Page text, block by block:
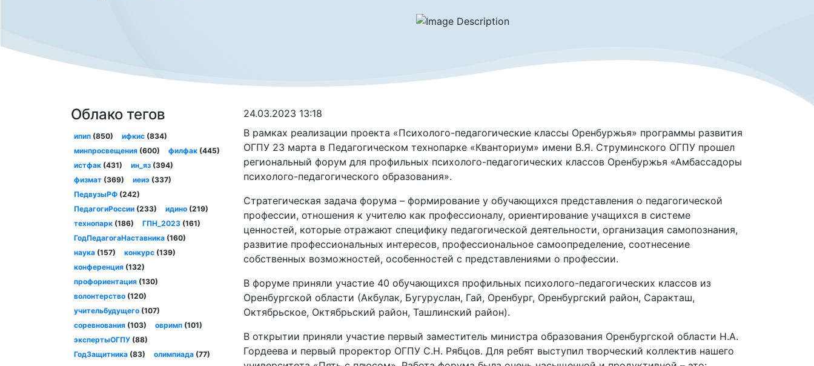
24.03.2023 13:18
В рамках реализации проекта «Психолого-педагогические классы Оренбуржья» программы развития
ОГПУ 23 марта в Педагогическом технопарке «Кванториум» имени В.Я. Струминского ОГПУ прошел
региональный форум для профильных психолого-педагогических классов Оренбуржья «Амбассадоры
психолого-педагогического образования».
Стратегическая задача форума – формирование у обучающихся представления о педагогической
профессии, отношения к учителю как профессионалу, ориентирование учащихся в системе
ценностей, которые отражают специфику педагогической деятельности, организация самопознания,
развитие профессиональных интересов, профессиональное самоопределение, соотнесение
собственных возможностей, особенностей с представлениями о профессии.
В форуме приняли участие 40 обучающихся профильных психолого-педагогических классов из
Оренбургской области (Акбулак, Бугуруслан, Гай, Оренбург, Оренбургский район, Саракташ,
Октябрьское, Октябрьский район, Ташлинский район).
В открытии приняли участие первый заместитель министра образования Оренбургской области Н.А.
Гордеева и первый проректор ОГПУ С.Н. Рябцов. Для ребят выступил творческий коллектив нашего
Облако тегов
ипип(850) ифкис (834)
минпросвещения(600) филфак (445)
истфак(431) ин_яз (394)
физмат(369) иеиэ (337)
ПедвузыРФ(242)
ПедагогиРоссии(233) идино (219)
технопарк(186) ГПН_2023 (161)
ГодПедагогаНаставника(160)
наука(157) конкурс (139)
конференция(132)
профориентация(130)
волонтерство(120)
учительбудущего(107)
соревнования(103) овримп (101)
экспертыОГПУ(88)
ГодЗащитника(83) олимпиада (77)